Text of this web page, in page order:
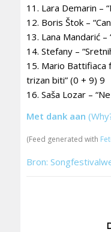
11. Lara Demarin –
12. Boris Štok –
13. Lana Mandarić –
14. Stefany –
15. Mario Battifiaca
trizan biti” (0 + 9) 9
16. Saša Lozar –
Met dank aan
(Feed generated with
Bron: